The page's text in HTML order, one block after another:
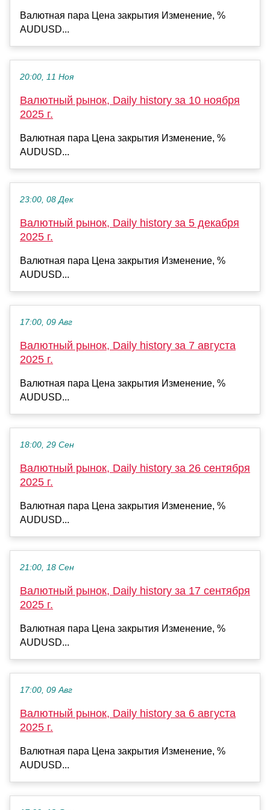
Валютная пара Цена закрытия Изменение, %
AUDUSD...
20:00, 11 Ноя
Валютный рынок, Daily history за 10 ноября
2025 г.
Валютная пара Цена закрытия Изменение, %
AUDUSD...
23:00, 08 Дек
Валютный рынок, Daily history за 5 декабря
2025 г.
Валютная пара Цена закрытия Изменение, %
AUDUSD...
17:00, 09 Авг
Валютный рынок, Daily history за 7 августа
2025 г.
Валютная пара Цена закрытия Изменение, %
AUDUSD...
18:00, 29 Сен
Валютный рынок, Daily history за 26 сентября
2025 г.
Валютная пара Цена закрытия Изменение, %
AUDUSD...
21:00, 18 Сен
Валютный рынок, Daily history за 17 сентября
2025 г.
Валютная пара Цена закрытия Изменение, %
AUDUSD...
17:00, 09 Авг
Валютный рынок, Daily history за 6 августа
2025 г.
Валютная пара Цена закрытия Изменение, %
AUDUSD...